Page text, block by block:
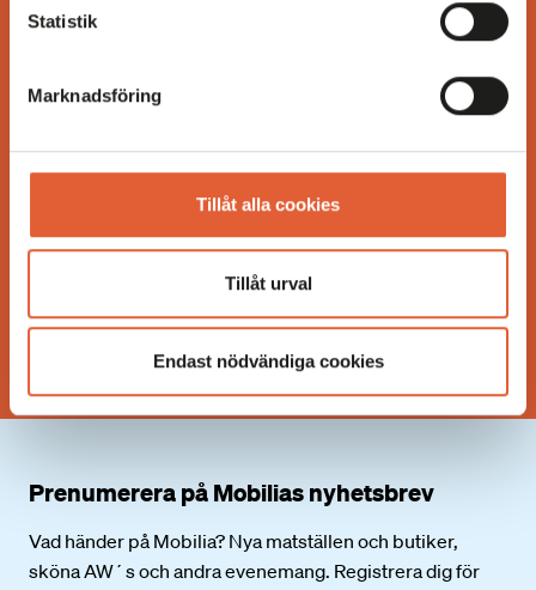
Statistik
Marknadsföring
Tillåt alla cookies
Tillåt urval
Endast nödvändiga cookies
UTBUD
OM MOBILIA
Öppet idag 10.00-20.00
Prenumerera på Mobilias nyhetsbrev
Vad händer på Mobilia? Nya matställen och butiker,
sköna AW´s och andra evenemang. Registrera dig för